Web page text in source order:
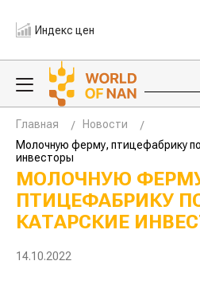
Индекс цен
Главная
Новости
Молочную ферму, птицефабрику
инвесторы
МОЛОЧНУЮ
ПТИЦЕФАБРИКУ
КАТАРСКИЕ
14.10.2022